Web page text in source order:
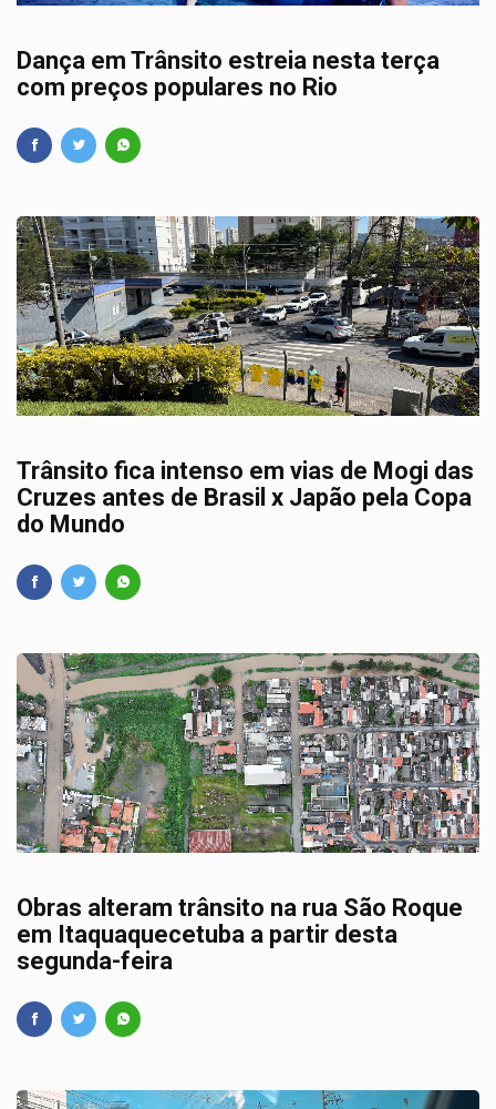
Dança em Trânsito estreia nesta terça
com preços populares no Rio
Trânsito fica intenso em vias de Mogi das
Cruzes antes de Brasil x Japão pela Copa
do Mundo
Obras alteram trânsito na rua São Roque
em Itaquaquecetuba a partir desta
segunda-feira